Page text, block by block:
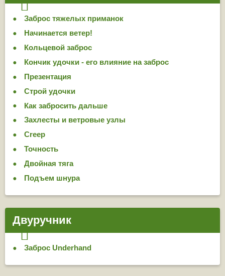
Заброс тяжелых приманок
Начинается ветер!
Кольцевой заброс
Кончик удочки - его влияние на заброс
Презентация
Строй удочки
Как забросить дальше
Захлесты и ветровые узлы
Creep
Точность
Двойная тяга
Подъем шнура
Двуручник
Заброс Underhand